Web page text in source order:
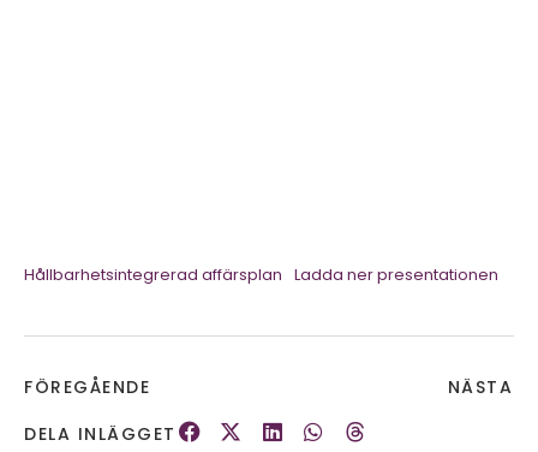
Hållbarhetsintegrerad affärsplan Ladda ner presentationen
FÖREGÅENDE
NÄSTA
DELA INLÄGGET